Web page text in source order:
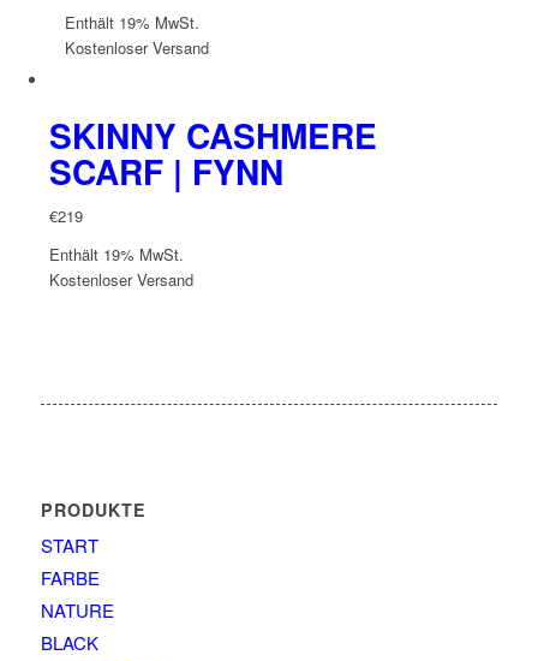
Enthält 19% MwSt.
Kostenloser Versand
SKINNY CASHMERE
SCARF | FYNN
€219
Enthält 19% MwSt.
Kostenloser Versand
PRODUKTE
START
FARBE
NATURE
BLACK